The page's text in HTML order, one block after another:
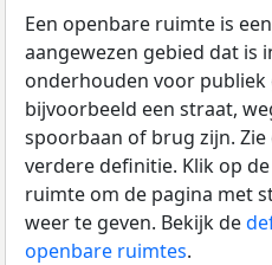
Een openbare ruimte is
aangewezen gebied dat is
onderhouden voor publiek
bijvoorbeeld een straat,
spoorbaan of brug zijn.
verdere definitie. Klik op
ruimte om de pagina met
weer te geven. Bekijk de
openbare ruimtes.